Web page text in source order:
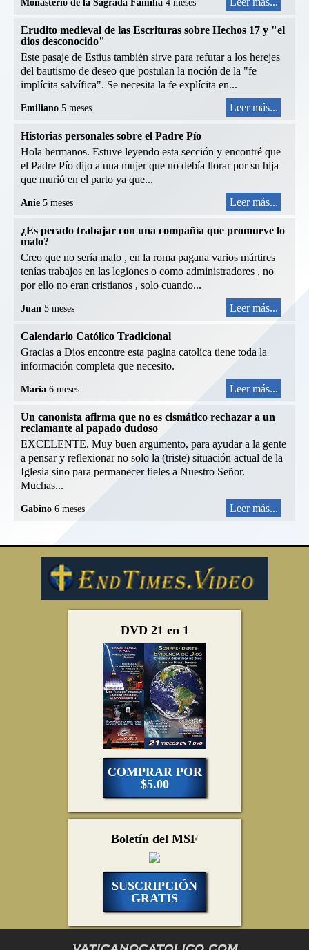
Monasterio de la Sagrada Familia 4 meses
Erudito medieval de las Escrituras sobre Hechos 17 y "el
dios desconocido"
Este pasaje de Estius también sirve para refutar a los herejes
del bautismo de deseo que postulan la noción de la "fe
implícita salvífica". Se necesita la fe explícita en...
Emiliano 5 meses Leer más...
Historias personales sobre el Padre Pío
Hola hermanos. Estuve leyendo esta sección y encontré que
el Padre Pío dijo a una mujer que no debía llorar por su hija
que murió en el parto ya que...
Anie 5 meses Leer más...
¿Es pecado trabajar con una compañía que promueve lo
malo?
Creo que no sería malo , en la roma pagana varios mártires
tenías trabajos en las legiones o como administradores , no
por ello no eran cristianos , solo cuando...
Juan 5 meses Leer más...
Calendario Católico Tradicional
Gracias a Dios encontre esta pagina catolíca tiene toda la
información completa que necesito.
Maria 6 meses Leer más...
Un canonista afirma que no es cismático rechazar a un
reclamante al papado dudoso
EXCELENTE. Muy buen argumento, para ayudar a la gente
a pensar y reflexionar no solo la (triste) situación actual de la
Iglesia sino para permanecer fieles a Nuestro Señor.
Muchas...
Gabino 6 meses Leer más...
DVD 21 en 1
COMPRAR POR
$5.00
Boletín del MSF
SUSCRIPCIÓN
GRATIS